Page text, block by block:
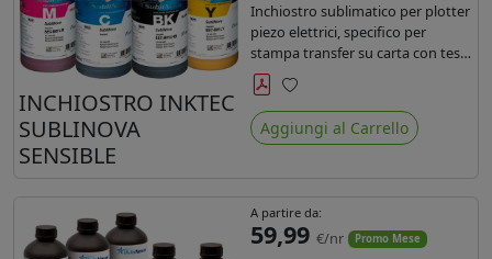
INCHIOSTRO INKTEC
SUBLINOVA
SENSIBLE
Inchiostro sublimatico per plotter
piezo elettrici, specifico per
stampa transfer su carta con teste
Epson EPS3200, 5113, dx4 e dx5.
Ecologico, conforme alla
normativa Reach e Oeko-Tex.
Preferiti
Aggiungi al Carrello
A partire da:
59,99 €/nr Promo Mese